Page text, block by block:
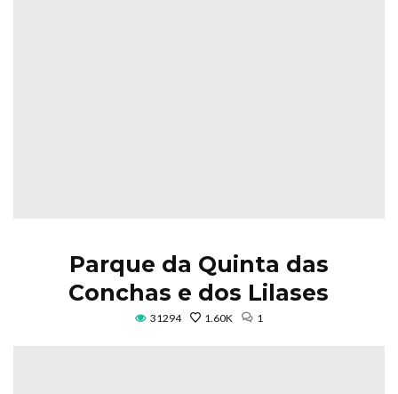
Parque da Quinta das
Conchas e dos Lilases
31294 1.60K 1